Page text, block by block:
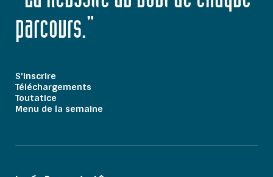
parcours."
S'inscrire
Téléchargements
Toutatice
Menu de la semaine